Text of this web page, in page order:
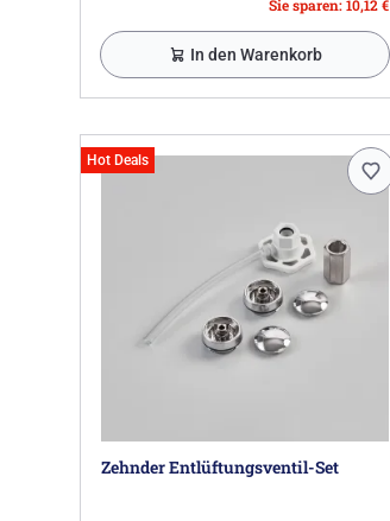
Sie sparen: 10,12 €
In den Warenkorb
Hot Deals
Zehnder Entlüftungsventil-Set